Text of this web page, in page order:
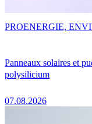
Panneaux solaires et
polysilicium
07.08.2026
PROENERGIE,